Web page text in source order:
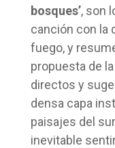
bosques’, son
canción con la
fuego, y
propuesta de
directos y
densa capa
paisajes del
inevitable